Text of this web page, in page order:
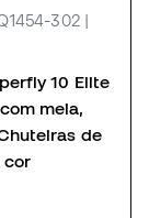
302 |
10 Elite
meia,
de
cor